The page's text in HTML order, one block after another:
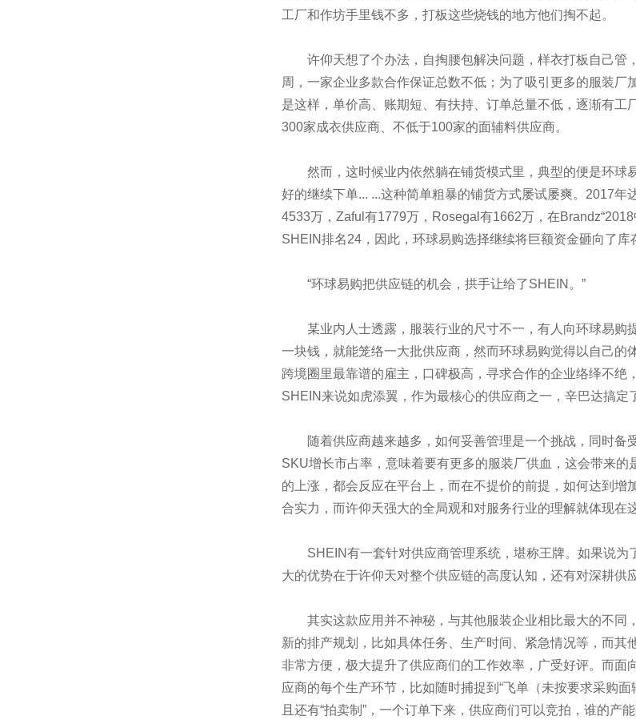
工厂和作坊手里钱不多，打板这些烧钱的地方他们掏不起。
许仰天想了个办法，自掏腰包解决问题，样衣打板自己管
周，一家企业多款合作保证总数不低；为了吸引更多的服装厂
是这样，单价高、账期短、有扶持、订单总量不低，逐渐有
300家成衣供应商、不低于100家的面辅料供应商。
然而，这时候业内依然躺在铺货模式里，典型的便是环球
好的继续下单... ...这种简单粗暴的铺货方式屡试屡爽。2017
4533万，Zaful有1779万，Rosegal有1662万，在
SHEIN排名24，因此，环球易购选择继续将巨额资金砸向了库
“环球易购把供应链的机会，拱手让给了SHEIN。”
某业内人士透露，服装行业的尺寸不一，有人向环球易购
一块钱，就能笼络一大批供应商，然而环球易购觉得以自己的
跨境圈里最靠谱的雇主，口碑极高，寻求合作的企业络绎不
SHEIN来说如虎添翼，作为最核心的供应商之一，辛巴达搞定
随着供应商越来越多，如何妥善管理是一个挑战，同时备
SKU增长市占率，意味着要有更多的服装厂供血，这会带来
的上涨，都会反应在平台上，而在不提价的前提，如何达到
合实力，而许仰天强大的全局观和对服务行业的理解就体现在
SHEIN有一套针对供应商管理系统，堪称王牌。如果说为
大的优势在于许仰天对整个供应链的高度认知，还有对深耕供
其实这款应用并不神秘，与其他服装企业相比最大的不同
新的排产规划，比如具体任务、生产时间、紧急情况等，而
非常方便，极大提升了供应商们的工作效率，广受好评。而
应商的每个生产环节，比如随时捕捉到“飞单（未按要求采购
且还有“拍卖制”，一个订单下来，供应商们可以竞拍，谁的产